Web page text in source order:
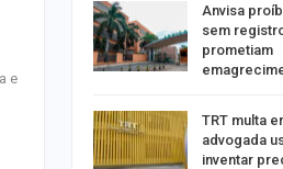
e
Anvisa
sem
prometiam
TRT multa
advogada
inventar